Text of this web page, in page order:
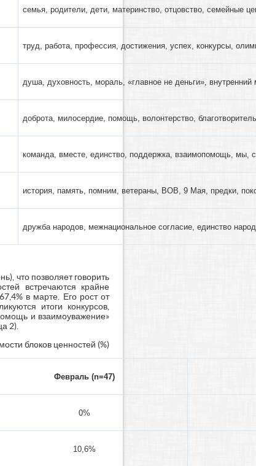
семья, родители, дети, материнство, отцовство, семейные
труд, работа, профессия, достижения, успех, конкурсы,
душа, духовность, мораль, «главное не деньги», внутренний
доброта, милосердие, помощь, волонтерство,
команда, вместе, единство, поддержка, взаимопомощь, мы,
история, память, помним, ветераны, ВОВ, 9 Мая, предки,
дружба народов, межнациональное согласие, единство
что позволяет говорить
встречаются крайне
в марте. Его рост от
итоги конкурсов,
и взаимоуважение»
2).
блоков ценностей (%)
Февраль (n=47)
0%
10,6%